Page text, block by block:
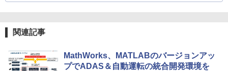
関連記事
MathWorks、MATLABのバージョンアッ
プでADAS＆自動運転の統合開発環境を